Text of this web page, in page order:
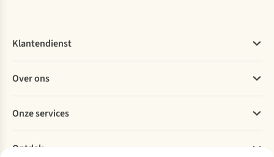
Klantendienst
Bestellen
Betalen
Levering
Retourneren
Bestelling herroepen
Over ons
Explore More
Verantwoord ondernemen
Over Ayacucho
Onze services
Ontdek